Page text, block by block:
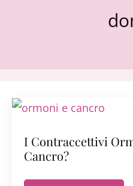
I Contraccettivi
Cancro?